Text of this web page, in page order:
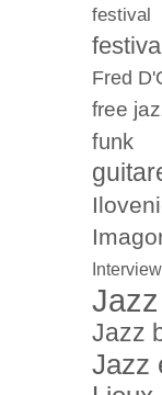
festival
Fred
free
funk
Jazz
Jazz
Jazz